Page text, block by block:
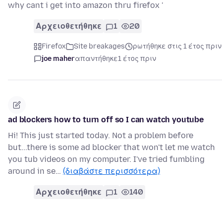
why cant i get into amazon thru firefox '
Αρχειοθετήθηκε 1 20
Firefox Site breakages
ρωτήθηκε στις 1 έτος πριν
joe maherαπαντήθηκε1 έτος πριν
ad blockers how to turn off so I can watch youtube
Hi! This just started today. Not a problem before
but...there is some ad blocker that won't let me watch
you tub videos on my computer. I've tried fumbling
around in se… (διαβάστε περισσότερα)
Αρχειοθετήθηκε 1 140